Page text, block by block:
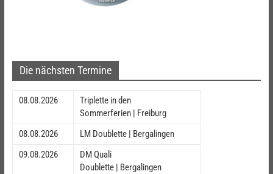
Die nächsten Termine
08.08.2026
Triplette in den
Sommerferien | Freiburg
08.08.2026
LM Doublette | Bergalingen
09.08.2026
DM Quali
Doublette | Bergalingen